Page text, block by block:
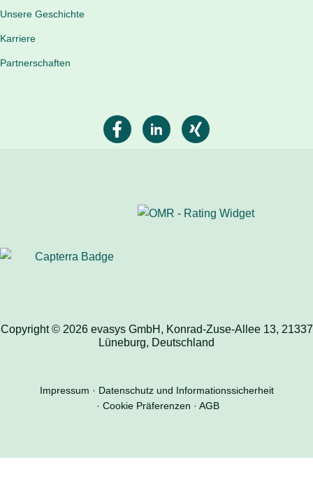
Unsere Geschichte
Karriere
Partnerschaften
Copyright © 2026 evasys GmbH, Konrad-Zuse-Allee 13, 21337
Lüneburg, Deutschland
Impressum
Datenschutz und Informationssicherheit
Cookie Präferenzen
AGB